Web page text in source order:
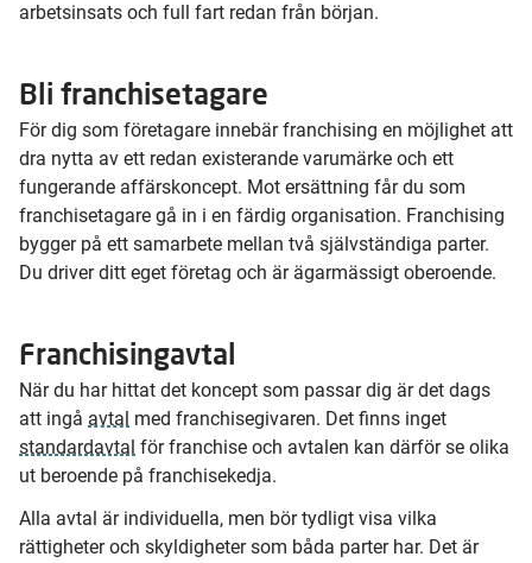
arbetsinsats och full fart redan från början.
Bli franchisetagare
För dig som företagare innebär franchising en möjlighet att
dra nytta av ett redan existerande varumärke och ett
fungerande affärskoncept. Mot ersättning får du som
franchisetagare gå in i en färdig organisation. Franchising
bygger på ett samarbete mellan två självständiga parter.
Du driver ditt eget företag och är ägarmässigt oberoende.
Franchisingavtal
När du har hittat det koncept som passar dig är det dags
att ingå avtal med franchisegivaren. Det finns inget
standardavtal för franchise och avtalen kan därför se olika
ut beroende på franchisekedja.
Alla avtal är individuella, men bör tydligt visa vilka
rättigheter och skyldigheter som båda parter har. Det är